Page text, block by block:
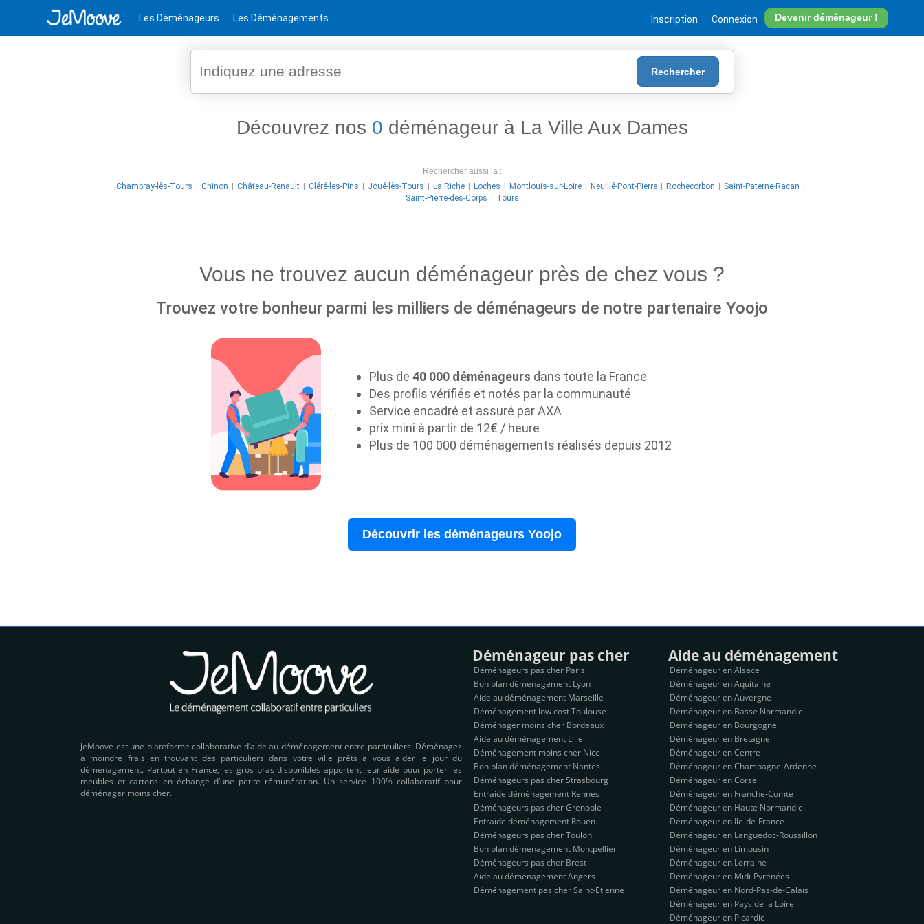
Les Déménageurs Les Déménagements Inscription Connexion Devenir déménageur !
Rechercher
Découvrez nos 0 déménageur à La Ville Aux Dames
Rechercher aussi la :
Chambray-lès-Tours
Chinon Château-Renault Cléré-les-Pins Joué-lès-Tours La Riche Loches Montlouis-sur-Loire Neuillé-Pont-Pierre Rochecorbon
Saint-Paterne-Racan
Saint-Pierre-des-Corps
Tours
Vous ne trouvez aucun déménageur près de chez vous ?
Trouvez votre bonheur parmi les milliers de déménageurs de notre partenaire Yoojo
Plus de 40 000 déménageurs dans toute la France
Des profils vérifiés et notés par la communauté
Service encadré et assuré par AXA
prix mini à partir de 12€ / heure
Plus de 100 000 déménagements réalisés depuis 2012
Découvrir les déménageurs Yoojo
JeMoove est une plateforme collaborative d’aide au déménagement entre particuliers. Déménagez
à moindre frais en trouvant des particuliers dans votre ville prêts à vous aider le jour du
déménagement. Partout en France, les gros bras disponibles apportent leur aide pour porter les
meubles et cartons en échange d’une petite rémunération. Un service 100% collaboratif pour
déménager moins cher.
Déménageur pas cher
Déménageurs pas cher Paris
Bon plan déménagement Lyon
Aide au déménagement Marseille
Déménagement low cost Toulouse
Déménager moins cher Bordeaux
Aide au déménagement Lille
Déménagement moins cher Nice
Bon plan déménagement Nantes
Déménageurs pas cher Strasbourg
Entraide déménagement Rennes
Déménageurs pas cher Grenoble
Entraide déménagement Rouen
Déménageurs pas cher Toulon
Bon plan déménagement Montpellier
Déménageurs pas cher Brest
Aide au déménagement Angers
Déménagement pas cher Saint-Etienne
Aide au déménagement
Déménageur en Alsace
Déménageur en Aquitaine
Déménageur en Auvergne
Déménageur en Basse Normandie
Déménageur en Bourgogne
Déménageur en Bretagne
Déménageur en Centre
Déménageur en Champagne-Ardenne
Déménageur en Corse
Déménageur en Franche-Comté
Déménageur en Haute Normandie
Déménageur en Ile-de-France
Déménageur en Languedoc-Roussillon
Déménageur en Limousin
Déménageur en Lorraine
Déménageur en Midi-Pyrénées
Déménageur en Nord-Pas-de-Calais
Déménageur en Pays de la Loire
Déménageur en Picardie